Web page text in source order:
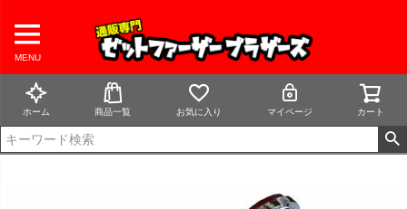
MENU
ホーム 商品一覧 お気に入り マイページ カート